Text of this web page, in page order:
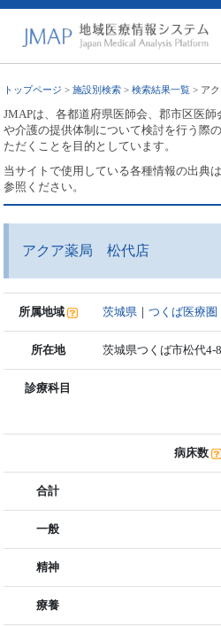
トップページ >施設別検索 >検索結果一覧 > ア
JMAPは、各都道府県医師会、郡市区医
や介護の提供体制について検討を行う際
ただくことを目的としています。
当サイトで使用している各種情報の出典
参照ください。
アクア薬局 松代店
所属地域 茨城県 ｜つくば医療圏
所在地 茨城県つくば市松代4-
診療科目
病床数
合計
一般
精神
療養